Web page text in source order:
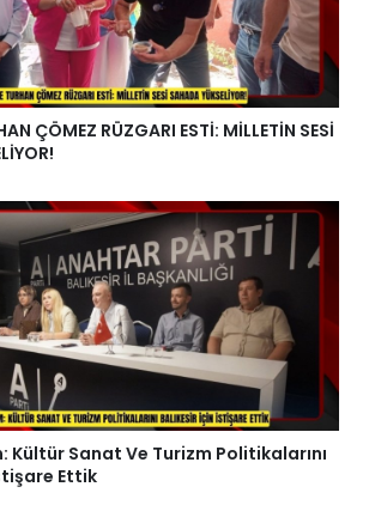
ÇÖMEZ RÜZGARI ESTİ: MİLLETİN SESİ
Kültür Sanat Ve Turizm Politikalarını
Ettik